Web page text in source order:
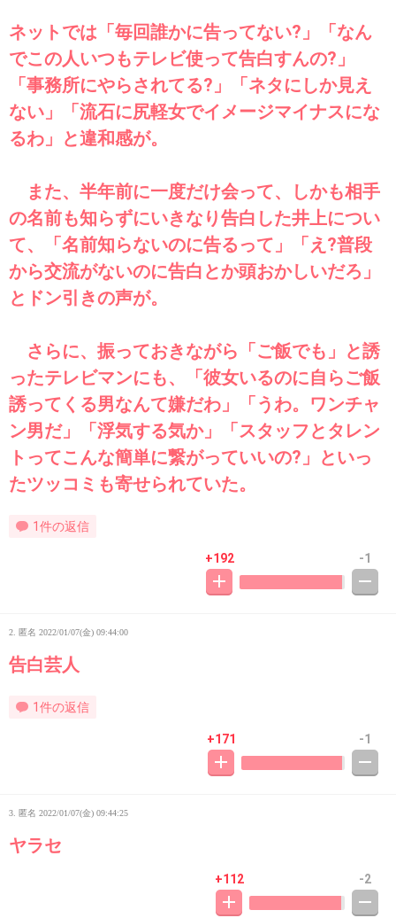
ネットでは「毎回誰かに告ってない?」「なん
でこの人いつもテレビ使って告白すんの?」
「事務所にやらされてる?」「ネタにしか見え
ない」「流石に尻軽女でイメージマイナスにな
るわ」と違和感が。
また、半年前に一度だけ会って、しかも相手
の名前も知らずにいきなり告白した井上につい
て、「名前知らないのに告るって」「え?普段
から交流がないのに告白とか頭おかしいだろ」
とドン引きの声が。
さらに、振っておきながら「ご飯でも」と誘
ったテレビマンにも、「彼女いるのに自らご飯
誘ってくる男なんて嫌だわ」「うわ。ワンチャ
ン男だ」「浮気する気か」「スタッフとタレン
トってこんな簡単に繋がっていいの?」といっ
たツッコミも寄せられていた。
1件の返信
+192 -1
2. 匿名 2022/01/07(金) 09:44:00
告白芸人
1件の返信
+171 -1
3. 匿名 2022/01/07(金) 09:44:25
ヤラセ
+112 -2